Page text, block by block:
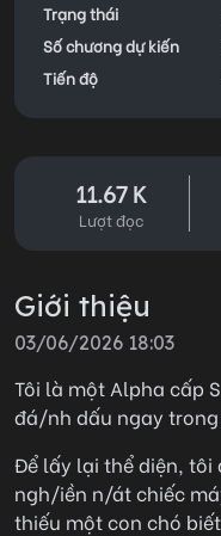
Trạng thái
Số chương dự kiến
Tiến độ
11.67 K
Lượt đọc
Giới thiệu
03/06/2026 18:03
Tôi là một Alpha cấp
đá/nh dấu ngay
Để lấy lại thể diện, tôi
ngh/iền n/át chiếc
thiếu một con chó